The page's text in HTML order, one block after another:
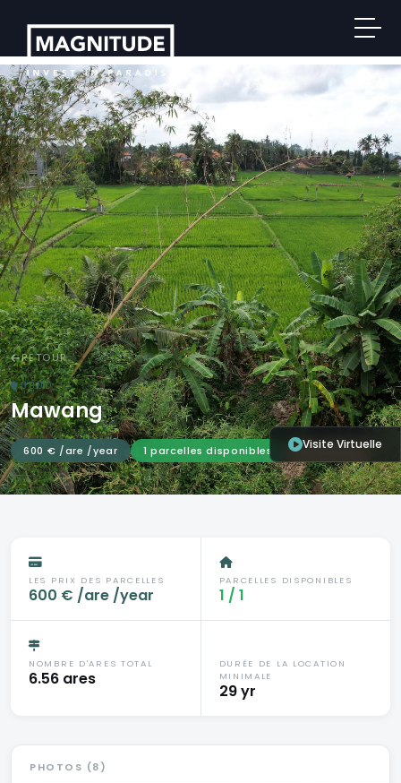
RETOUR
UBUD
Mawang
600 € /are /year 1 parcelles disponibles ★ PREMIUM
Visite Virtuelle
LES PRIX DES PARCELLES
600 € /are /year
PARCELLES DISPONIBLES
1 / 1
NOMBRE D'ARES TOTAL
6.56 ares
DURÉE DE LA LOCATION
MINIMALE
29 yr
PHOTOS (8)